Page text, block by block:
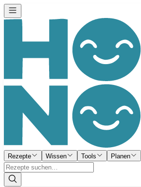
Rezepte Wissen Tools Planen